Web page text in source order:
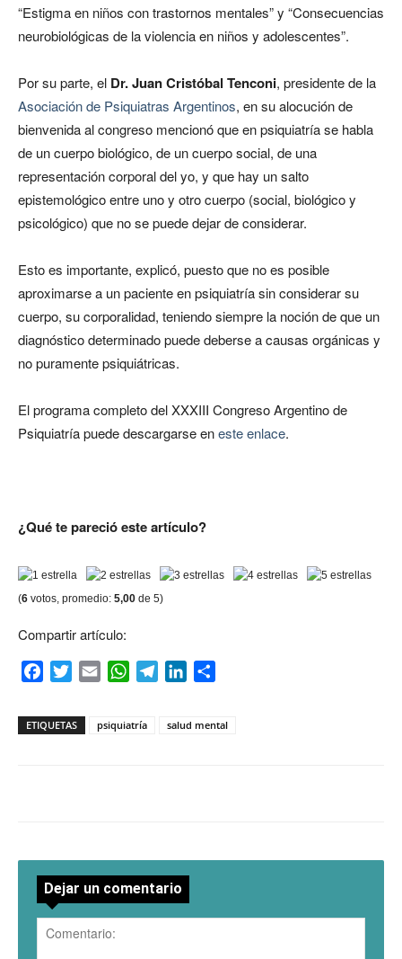
“Estigma en niños con trastornos mentales” y “Consecuencias
neurobiológicas de la violencia en niños y adolescentes”.
Por su parte, el Dr. Juan Cristóbal Tenconi, presidente de la
Asociación de Psiquiatras Argentinos, en su alocución de
bienvenida al congreso mencionó que en psiquiatría se habla
de un cuerpo biológico, de un cuerpo social, de una
representación corporal del yo, y que hay un salto
epistemológico entre uno y otro cuerpo (social, biológico y
psicológico) que no se puede dejar de considerar.
Esto es importante, explicó, puesto que no es posible
aproximarse a un paciente en psiquiatría sin considerar su
cuerpo, su corporalidad, teniendo siempre la noción de que un
diagnóstico determinado puede deberse a causas orgánicas y
no puramente psiquiátricas.
El programa completo del XXXIII Congreso Argentino de
Psiquiatría puede descargarse eneste enlace.
¿Qué te pareció este artículo?
(6 votos, promedio: 5,00 de 5)
Compartir artículo:
FacebookTwitterEmail WhatsAppTelegramLinkedIn
ETIQUETAS psiquiatría salud mental
Dejar un comentario